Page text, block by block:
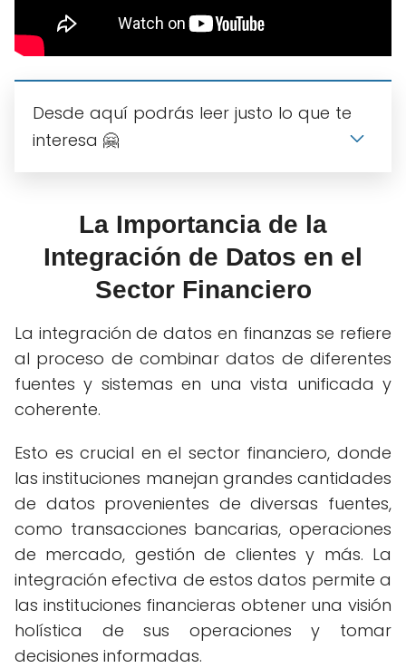
Desde aquí podrás leer justo lo que te
interesa 🤗
La Importancia de la
Integración de Datos en el
Sector Financiero
La integración de datos en finanzas se refiere
al proceso de combinar datos de diferentes
fuentes y sistemas en una vista unificada y
coherente.
Esto es crucial en el sector financiero, donde
las instituciones manejan grandes cantidades
de datos provenientes de diversas fuentes,
como transacciones bancarias, operaciones
de mercado, gestión de clientes y más. La
integración efectiva de estos datos permite a
las instituciones financieras obtener una visión
holística de sus operaciones y tomar
decisiones informadas.